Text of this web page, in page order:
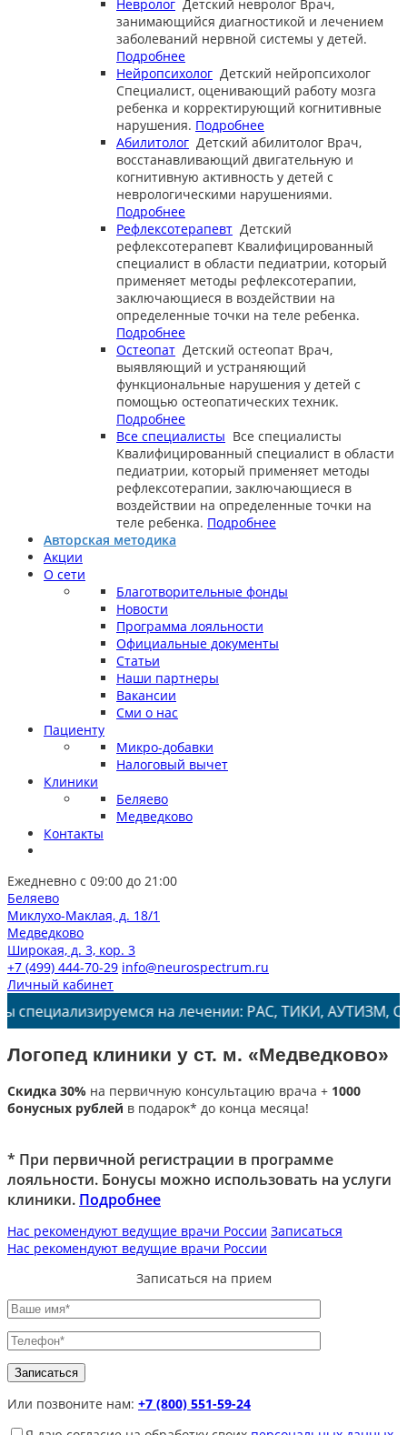
Невролог Детский невролог Врач,
занимающийся диагностикой и лечением
заболеваний нервной системы у детей.
Подробнее
Нейропсихолог Детский нейропсихолог
Специалист, оценивающий работу мозга
ребенка и корректирующий когнитивные
нарушения. Подробнее
Абилитолог Детский абилитолог Врач,
восстанавливающий двигательную и
когнитивную активность у детей с
неврологическими нарушениями.
Подробнее
Рефлексотерапевт Детский
рефлексотерапевт Квалифицированный
специалист в области педиатрии, который
применяет методы рефлексотерапии,
заключающиеся в воздействии на
определенные точки на теле ребенка.
Подробнее
Остеопат Детский остеопат Врач,
выявляющий и устраняющий
функциональные нарушения у детей с
помощью остеопатических техник.
Подробнее
Все специалисты Все специалисты
Квалифицированный специалист в области
педиатрии, который применяет методы
рефлексотерапии, заключающиеся в
воздействии на определенные точки на
теле ребенка. Подробнее
Авторская методика
Акции
О сети
Благотворительные фонды
Новости
Программа лояльности
Официальные документы
Статьи
Наши партнеры
Вакансии
Сми о нас
Пациенту
Микро-добавки
Налоговый вычет
Клиники
Беляево
Медведково
Контакты
Ежедневно с 09:00 до 21:00
Беляево
Миклухо-Маклая, д. 18/1
Медведково
Широкая, д. 3, кор. 3
+7 (499) 444-70-29 info@neurospectrum.ru
Личный кабинет
на лечении: РАС, ТИКИ, АУТИЗМ, СДВГ, ЗПРР,
Логопед клиники у ст. м. «Медведково»
Скидка 30% на первичную консультацию врача + 1000
бонусных рублей в подарок* до конца месяца!
* При первичной регистрации в программе
лояльности. Бонусы можно использовать на услуги
клиники. Подробнее
Нас рекомендуют ведущие врачи России Записаться
Нас рекомендуют ведущие врачи России
Записаться на прием
Или позвоните нам: +7 (800) 551-59-24